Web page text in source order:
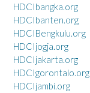
HDCIbangka.org
HDCIbanten.org
HDCIBengkulu.org
HDCIjogja.org
HDCIjakarta.org
HDCIgorontalo.org
HDCIjambi.org